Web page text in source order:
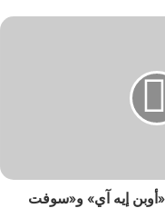
إيه آي» و«سوفت